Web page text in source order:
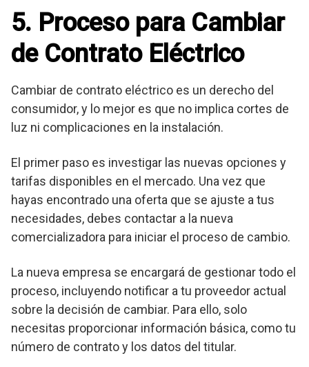
5. Proceso para Cambiar
de Contrato Eléctrico
Cambiar de contrato eléctrico es un derecho del
consumidor, y lo mejor es que no implica cortes de
luz ni complicaciones en la instalación.
El primer paso es investigar las nuevas opciones y
tarifas disponibles en el mercado. Una vez que
hayas encontrado una oferta que se ajuste a tus
necesidades, debes contactar a la nueva
comercializadora para iniciar el proceso de cambio.
La nueva empresa se encargará de gestionar todo el
proceso, incluyendo notificar a tu proveedor actual
sobre la decisión de cambiar. Para ello, solo
necesitas proporcionar información básica, como tu
número de contrato y los datos del titular.